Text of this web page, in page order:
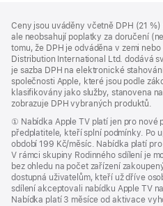
Ceny jsou uváděny včetně DPH (21
ale neobsahují poplatky za doručení
tomu, že DPH je odváděna v zemi
Distribution International Ltd. dodává
je sazba DPH na elektronické
společnosti Apple, které jsou podle
klasifikovány jako služby, stanovena
zobrazuje DPH vybraných produktů.
Poznámka
① Nabídka Apple TV platí jen pro nové
předplatitele, kteří splní podmínky. Po
období 199 Kč/měsíc. Nabídka platí
V rámci skupiny Rodinného sdílení je
bez ohledu na počet zařízení
dostupná uživatelům, kteří už dříve
sdílení akceptovali nabídku Apple TV
Nabídka platí 3 měsíce od aktivace